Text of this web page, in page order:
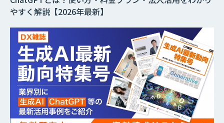
やすく解説【2026年最新】